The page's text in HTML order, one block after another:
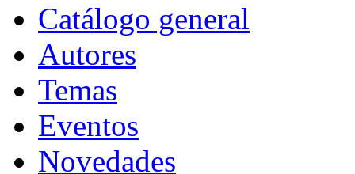
Catálogo general
Autores
Temas
Eventos
Novedades